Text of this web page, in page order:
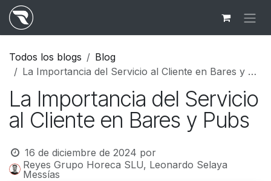
Ir al contenido
Todos los blogs
Blog
La Importancia del Servicio al Cliente en Bares y Pubs
La Importancia del Servicio
al Cliente en Bares y Pubs
16 de diciembre de 2024 por
Reyes Grupo Horeca SLU, Leonardo Selaya
Messías